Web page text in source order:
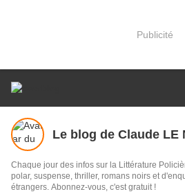
Publicité
Le blog de Claude LE
Chaque jour des infos sur la Littérature
polar, suspense, thriller, romans noirs et
étrangers. Abonnez-vous, c'est gratuit !